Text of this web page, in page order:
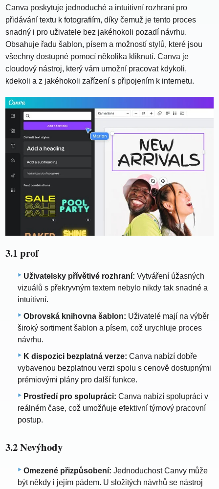
Canva poskytuje jednoduché a intuitivní rozhraní pro
přidávání textu k fotografiím, díky čemuž je tento proces
snadný i pro uživatele bez jakéhokoli pozadí návrhu.
Obsahuje řadu šablon, písem a možností stylů, které jsou
všechny dostupné pomocí několika kliknutí. Canva je
cloudový nástroj, který vám umožní pracovat kdykoli,
kdekoli a z jakéhokoli zařízení s připojením k internetu.
3.1 prof
Uživatelsky přívětivé rozhraní: Vytváření úžasných
vizuálů s překryvným textem nebylo nikdy tak snadné a
intuitivní.
Obrovská knihovna šablon: Uživatelé mají na výběr
široký sortiment šablon a písem, což urychluje proces
návrhu.
K dispozici bezplatná verze: Canva nabízí dobře
vybavenou bezplatnou verzi spolu s cenově dostupnými
prémiovými plány pro další funkce.
Prostředí pro spolupráci: Canva nabízí spolupráci v
reálném čase, což umožňuje efektivní týmový pracovní
postup.
3.2 Nevýhody
Omezené přizpůsobení: Jednoduchost Canvy může
být někdy i jejím pádem. U složitých návrhů se nástroj